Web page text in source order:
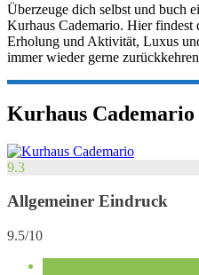
Überzeuge dich selbst und buch
Kurhaus Cademario. Hier findest
Erholung und Aktivität, Luxus
immer wieder gerne
Kurhaus Cademario
9.3
Allgemeiner Eindruck
9.5/10